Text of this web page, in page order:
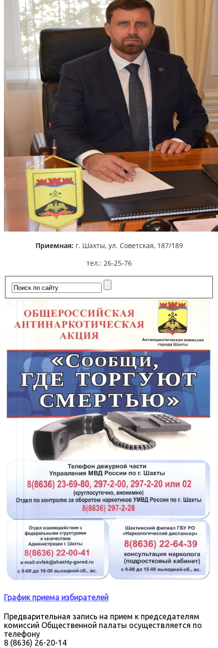
Приемная: г. Шахты, ул. Советская, 187/189
тел.: 26-25-76
График приема избирателей
Предварительная запись на прием к председателям
комиссий Общественной палаты осуществляется по
телефону
8 (8636) 26-20-14